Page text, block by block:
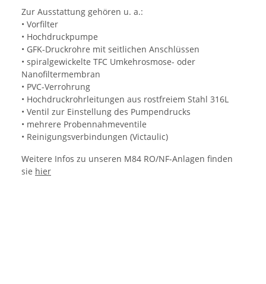
Zur Ausstattung gehören u. a.:
• Vorfilter
• Hochdruckpumpe
• GFK-Druckrohre mit seitlichen Anschlüssen
• spiralgewickelte TFC Umkehrosmose- oder
Nanofiltermembran
• PVC-Verrohrung
• Hochdruckrohrleitungen aus rostfreiem Stahl 316L
• Ventil zur Einstellung des Pumpendrucks
• mehrere Probennahmeventile
• Reinigungsverbindungen (Victaulic)
Weitere Infos zu unseren M84 RO/NF-Anlagen finden
sie hier